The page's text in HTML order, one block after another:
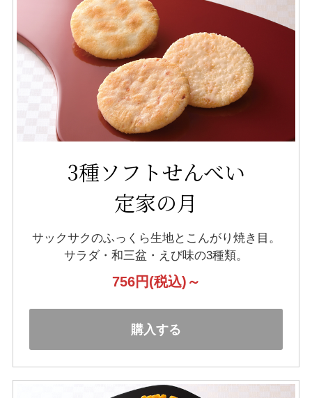
3種ソフトせんべい
定家の月
サックサクのふっくら生地とこんがり焼き目。
サラダ・和三盆・えび味の3種類。
756円(税込)～
購入する